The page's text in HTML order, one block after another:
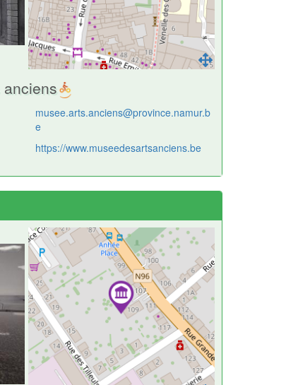
musee.arts.anciens@province.namur.b
e
https://www.museedesartsanciens.be